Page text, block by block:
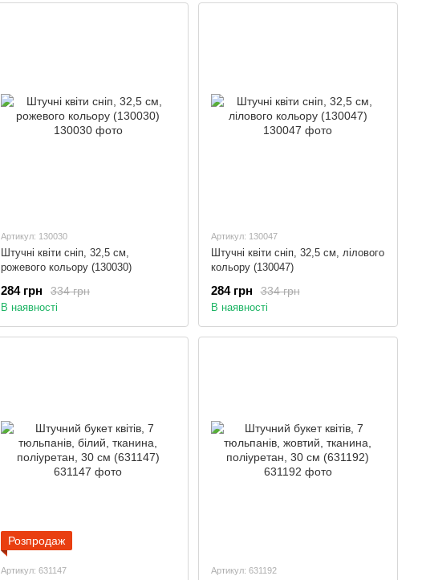
Артикул: 130030
Штучні квіти сніп, 32,5 см,
рожевого кольору (130030)
334 грн
284 грн
В наявності
Артикул: 130047
Штучні квіти сніп, 32,5 см, лілового
кольору (130047)
334 грн
284 грн
В наявності
Розпродаж
Артикул: 631147 Артикул: 631192